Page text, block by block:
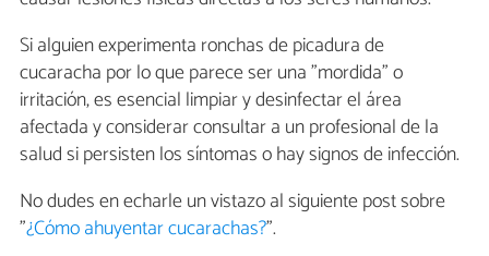
Si alguien experimenta ronchas de picadura de
cucaracha por lo que parece ser una "mordida" o
irritación, es esencial limpiar y desinfectar el área
afectada y considerar consultar a un profesional de la
salud si persisten los síntomas o hay signos de infección.
No dudes en echarle un vistazo al siguiente post sobre
"¿Cómo ahuyentar cucarachas?".